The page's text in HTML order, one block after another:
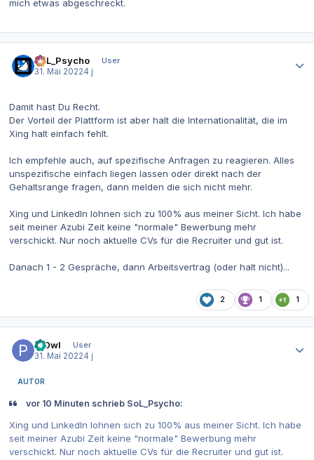
mich etwas abgeschreckt.
SoL_Psycho
User
31. Mai 20224 j
Damit hast Du Recht.
Der Vorteil der Plattform ist aber halt die Internationalität, die im
Xing halt einfach fehlt.
Ich empfehle auch, auf spezifische Anfragen zu reagieren. Alles
unspezifische einfach liegen lassen oder direkt nach der
Gehaltsrange fragen, dann melden die sich nicht mehr.
Xing und LinkedIn lohnen sich zu 100% aus meiner Sicht. Ich habe
seit meiner Azubi Zeit keine "normale" Bewerbung mehr
verschickt. Nur noch aktuelle CVs für die Recruiter und gut ist.
Danach 1 - 2 Gespräche, dann Arbeitsvertrag (oder halt nicht)...
2 1 1
Pr0wl
User
31. Mai 20224 j
AUTOR
vor 10 Minuten schrieb SoL_Psycho:
Xing und LinkedIn lohnen sich zu 100% aus meiner Sicht. Ich habe
seit meiner Azubi Zeit keine "normale" Bewerbung mehr
verschickt. Nur noch aktuelle CVs für die Recruiter und gut ist.